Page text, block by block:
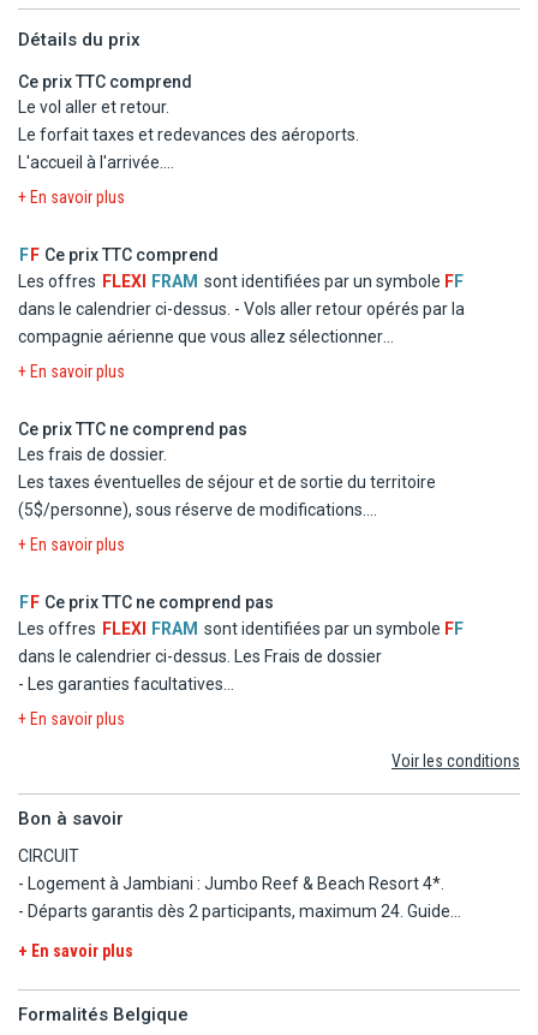
- Kitesurf, kayak.
- Location de vélos.
Détails du prix
Ce prix TTC comprend
Le vol aller et retour.
Le forfait taxes et redevances des aéroports.
L'accueil à l'arrivée.
La boisson de bienvenue (jus sans alcool) et la réunion
L'hébergement en chambre double standard au JUMBO Reef &
Beach Resort
La pension tout compris au JUMBO Reef & Beach Resort
excepté le déjeuner du Jour 3.
À partir du 1/11/26 : La pension
La présence de guides francophones durant les excursions.
Les entrées et visites prévues selon programme.
L'assistance pendant le circuit.
+ En savoir plus
F F Ce prix TTC comprend
Les offres FLEXI FRAM sont identifiées par un symbole FF
dans le calendrier ci-dessus. - Vols aller retour opérés par la
compagnie aérienne que vous allez sélectionner
- Logement en chambre double standard dans les hôtels
- La formule Repas
- Les taxes d'aéroport et de solidarité
- Le transfert
+ En savoir plus
Ce prix TTC ne comprend pas
Les frais de dossier.
Les taxes éventuelles de séjour et de sortie du territoire
(5$/personne), sous réserve de modifications.
Les repas et les boissons non inclus dans la formule.
Les excursions facultatives, et les activités non mentionnées
au programme.
Les repas éventuels aux escales.
Les garanties assistance, rapatriement, frais médicaux et
Les garanties annulation, bagages, retard aérien.
+ En savoir plus
F F Ce prix TTC ne comprend pas
Les offres FLEXI FRAM sont identifiées par un symbole FF
dans le calendrier ci-dessus.
Les Frais de dossier
- Les garanties facultatives
- Les autres repas et les boissons
+ En savoir plus
Voir les conditions
Bon à savoir
CIRCUIT
- Logement à Jambiani : Jumbo Reef & Beach Resort 4*.
- Départs garantis dès 2 participants, maximum 24. Guide
- Le circuit est valable pour des participants à partir de 12 ans.
- Les véhicules utilisés pour les excursions sont différents et
organisés en fonction du nombre de participants, du minivan au
+ En savoir plus
Formalités Belgique